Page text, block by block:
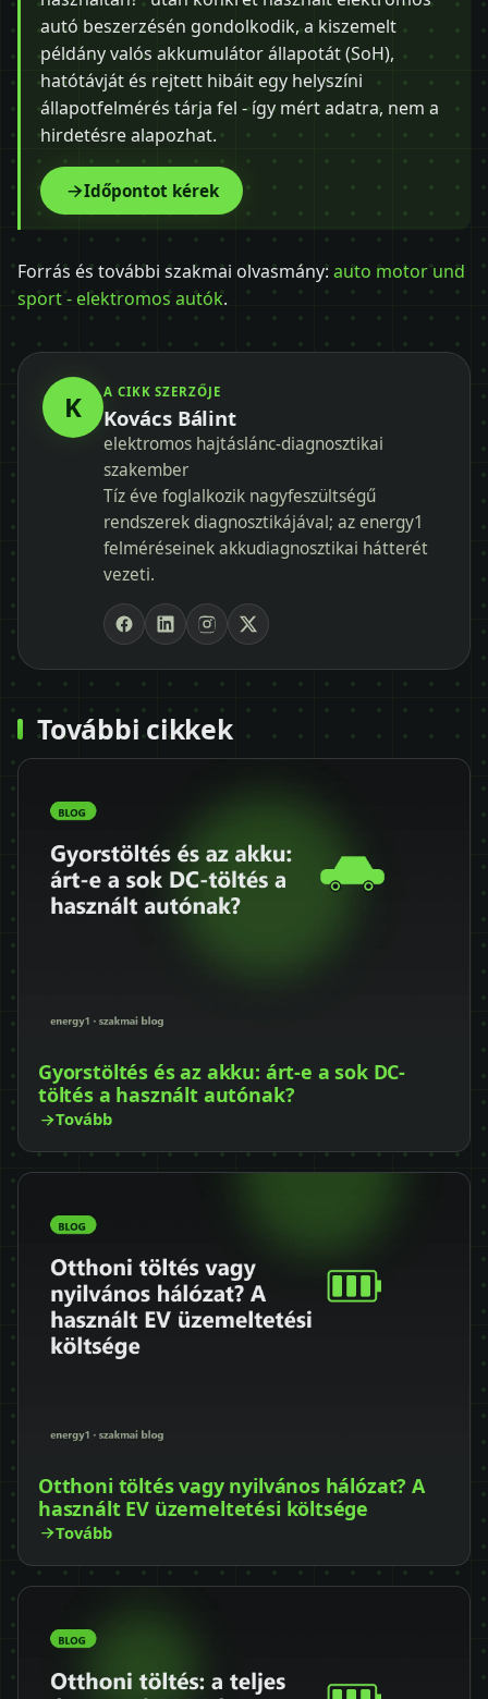
autó beszerzésén gondolkodik, a kiszemelt
példány valós akkumulátor állapotát (SoH),
hatótávját és rejtett hibáit egy helyszíni
állapotfelmérés tárja fel - így mért adatra, nem a
hirdetésre alapozhat.
Időpontot kérek
Forrás és további szakmai olvasmány:auto motor und
sport - elektromos autók.
K A CIKK SZERZŐJE
Kovács Bálint
elektromos hajtáslánc-diagnosztikai
szakember
Tíz éve foglalkozik nagyfeszültségű
rendszerek diagnosztikájával; az energy1
felméréseinek akkudiagnosztikai hátterét
vezeti.
További cikkek
Gyorstöltés és az akku: árt-e a sok DC-
töltés a használt autónak?
Tovább
Otthoni töltés vagy nyilvános hálózat? A
használt EV üzemeltetési költsége
Tovább